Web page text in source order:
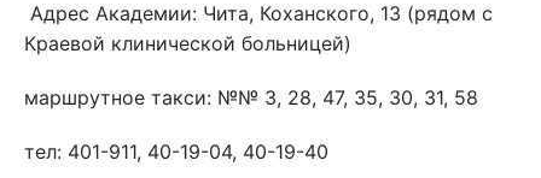
Адрес Академии: Чита, Коханского, 13 (рядом с
Краевой клинической больницей)
маршрутное такси: №№ 3, 28, 47, 35, 30, 31, 58
тел: 401-911, 40-19-04, 40-19-40